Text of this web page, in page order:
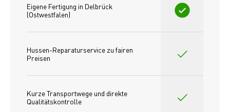
Eigene Fertigung in Delbrück
(Ostwestfalen)
Hussen-Reparaturservice zu fairen
Preisen​
Kurze Transportwege und direkte
Qualitätskontrolle